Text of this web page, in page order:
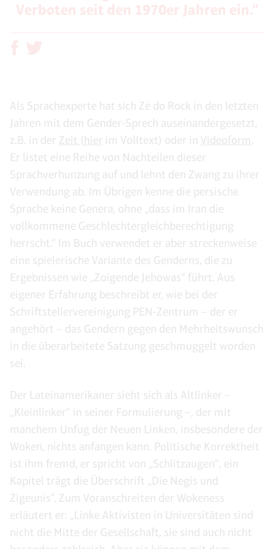
Als Sprachexperte hat sich Zé do Rock in den letzten
Jahren mit dem Gender-Sprech auseinandergesetzt,
z.B. in der Zeit ( hier im Volltext) oder in Videoform
Er listet eine Reihe von Nachteilen dieser
Sprachverhunzung auf und lehnt den Zwang zu ihrer
Verwendung ab. Im Übrigen kenne die persische
Sprache keine Genera, ohne „dass im Iran die
vollkommene Geschlechtergleichberechtigung
herrscht.“ Im Buch verwendet er aber streckenweise
eine spielerische Variante des Genderns, die zu
Ergebnissen wie „Zoigende Jehowas“ führt. Aus
eigener Erfahrung beschreibt er, wie bei der
Schriftstellervereinigung PEN-Zentrum – der er
angehört – das Gendern gegen den Mehrheitswunsch
in die überarbeitete Satzung geschmuggelt worden
sei.
Der Lateinamerikaner sieht sich als Altlinker –
„Kleinlinker“ in seiner Formulierung –, der mit
manchem Unfug der Neuen Linken, insbesondere der
Woken, nichts anfangen kann. Politische Korrektheit
ist ihm fremd, er spricht von „Schlitzaugen“, ein
Kapitel trägt die Überschrift „Die Negis und
Zigeunis“. Zum Voranschreiten der Wokeness
erläutert er: „Linke Aktivisten in Universitäten sind
nicht die Mitte der Gesellschaft, sie sind auch nicht